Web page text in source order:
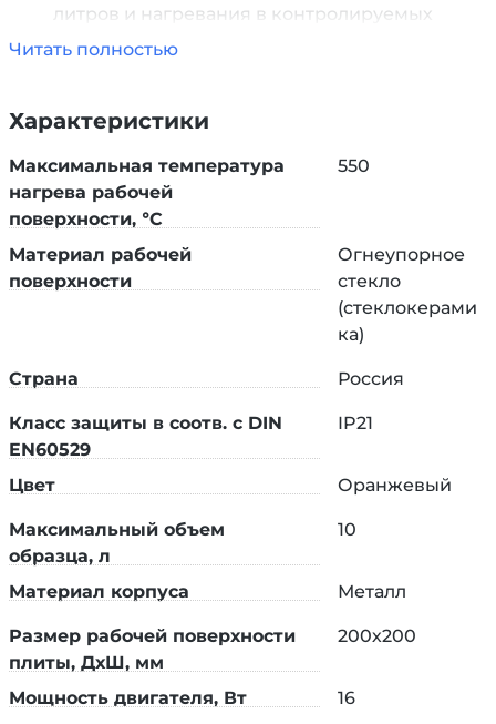
литров и нагревания в контролируемых
условиях. Диапазон рабочих скоростей: от 50
устройством, необходимое для поддержания
песком, который нагревается и равномерно
распределяет тепло по образцам.
Штатив обеспечивает надежную и
безопасную поддержку в процессе
проведения лабораторных исследований.
Все оборудование в комплекте имеет тихий
процессе продолжительного использования.
дисплей мешалки выводятся все заданные
значения.
Комплект этих устройств обеспечивает
максимальную надежность и точность
проведения исследований, максимально
упрощает работу в лабораториях.
Читать полностью
Характеристики
Максимальная температура
нагрева рабочей
поверхности, °C
550
Материал рабочей
поверхности
Огнеупорное
стекло
(стеклокерами
ка)
Страна Россия
Класс защиты в соотв. с DIN
EN60529
IP21
Цвет Оранжевый
Максимальный объем
образца, л
10
Материал корпуса Металл
Размер рабочей поверхности
плиты, ДхШ, мм
200х200
Мощность двигателя, Вт 16